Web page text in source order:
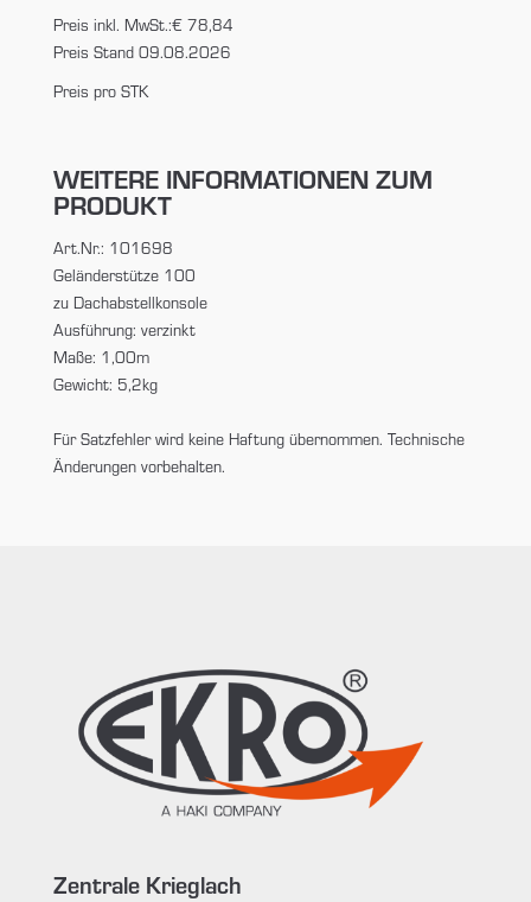
Preis inkl. MwSt.:€ 78,84
Preis Stand 09.08.2026
Preis pro STK
WEITERE INFORMATIONEN ZUM
PRODUKT
Art.Nr.: 101698
Geländerstütze 100
zu Dachabstellkonsole
Ausführung: verzinkt
Maße: 1,00m
Gewicht: 5,2kg
Für Satzfehler wird keine Haftung übernommen. Technische
Änderungen vorbehalten.
Zentrale Krieglach